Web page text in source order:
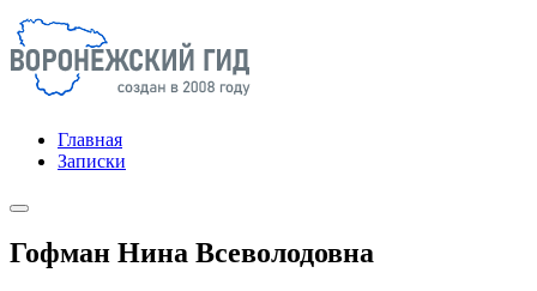
Главная
Записки
Гофман Нина Всеволодовна